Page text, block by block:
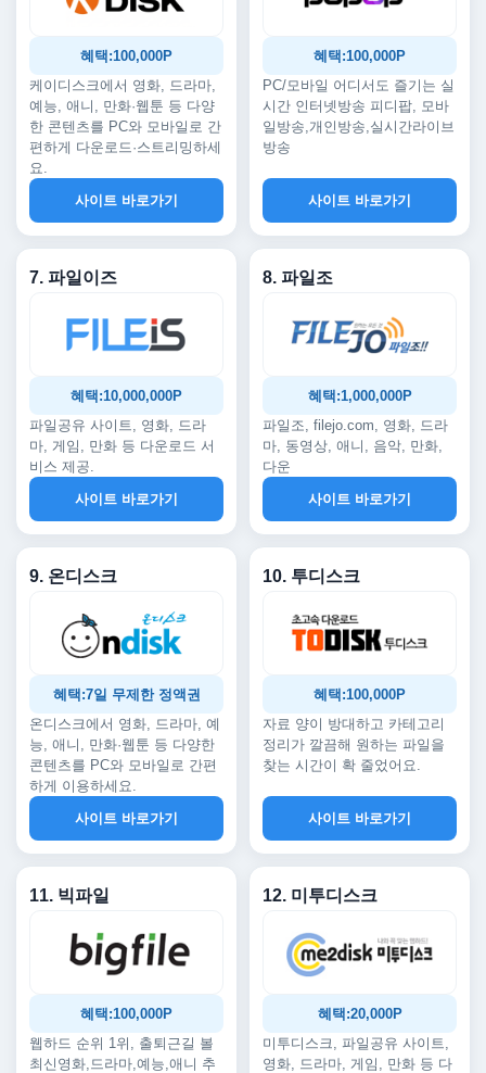
혜택:100,000P
케이디스크에서 영화, 드라마,
예능, 애니, 만화·웹툰 등 다양
한 콘텐츠를 PC와 모바일로 간
편하게 다운로드·스트리밍하세
요.
사이트 바로가기
혜택:100,000P
PC/모바일 어디서도 즐기는 실
시간 인터넷방송 피디팝, 모바
일방송,개인방송,실시간라이브
방송
사이트 바로가기
7. 파일이즈
혜택:10,000,000P
파일공유 사이트, 영화, 드라
마, 게임, 만화 등 다운로드 서
비스 제공.
사이트 바로가기
8. 파일조
혜택:1,000,000P
파일조, filejo.com, 영화, 드라
마, 동영상, 애니, 음악, 만화,
다운
사이트 바로가기
9. 온디스크
혜택:7일 무제한 정액권
온디스크에서 영화, 드라마, 예
능, 애니, 만화·웹툰 등 다양한
콘텐츠를 PC와 모바일로 간편
하게 이용하세요.
사이트 바로가기
10. 투디스크
혜택:100,000P
자료 양이 방대하고 카테고리
정리가 깔끔해 원하는 파일을
찾는 시간이 확 줄었어요.
사이트 바로가기
11. 빅파일
혜택:100,000P
웹하드 순위 1위, 출퇴근길 볼
최신영화,드라마,예능,애니 추
12. 미투디스크
혜택:20,000P
미투디스크, 파일공유 사이트,
영화, 드라마, 게임, 만화 등 다